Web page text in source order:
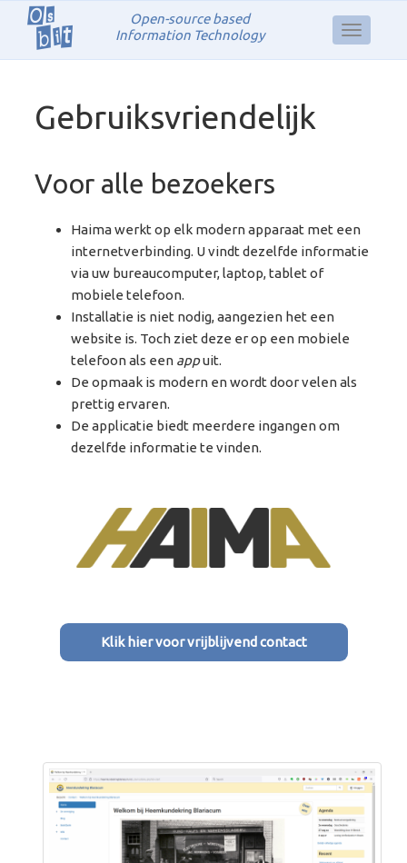
Open-source based
Information Technology
Gebruiksvriendelijk
Voor alle bezoekers
Haima werkt op elk modern apparaat met een
internetverbinding. U vindt dezelfde informatie
via uw bureaucomputer, laptop, tablet of
mobiele telefoon.
Installatie is niet nodig, aangezien het een
website is. Toch ziet deze er op een mobiele
telefoon als een appuit.
De opmaak is modern en wordt door velen als
prettig ervaren.
De applicatie biedt meerdere ingangen om
dezelfde informatie te vinden.
Klik hier voor vrijblijvend contact